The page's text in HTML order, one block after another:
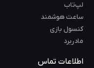
لپ‌تاب
ساعت هوشمند
کنسول بازی
مادربرد
اطلاعات تماس